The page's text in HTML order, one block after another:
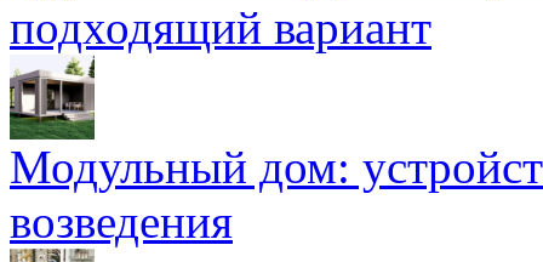
подходящий вариант
Модульный дом:
возведения